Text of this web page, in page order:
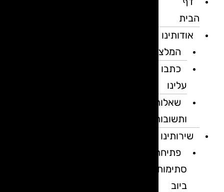
הבית
אודותינו
המלצות
כתבו
עלינו
שאלות
ותשובות
שירותינו
פתיחת
סתימות
ביוב